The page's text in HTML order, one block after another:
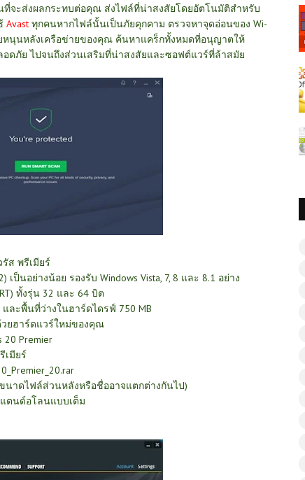
ที่จะส่งผลกระทบต่อคุณ ส่งไฟล์ที่น่าสงสัยโดยอัตโนมัติสำหรับ
Avast ทุกคนหากไฟล์นั้นเป็นภัยคุกคาม ตรวจหาจุดอ่อนของ Wi-
นุนหลังเครือข่ายของคุณ ค้นหาแคร็กทั้งหมดที่อนุญาตให้
ดภัย ไปจนถึงส่วนเสริมที่น่าสงสัยและซอฟต์แวร์ที่ล้าสมัย
ส พรีเมียร์
ป็นอย่างน้อย รองรับ Windows Vista, 7, 8 และ 8.1 อย่าง
ทั้งรุ่น 32 และ 64 บิต
และพื้นที่ว่างในฮาร์ดไดรฟ์ 750 MB
ยฮาร์ดแวร์ใหม่ของคุณ
20 Premier
เมียร์
นาดไฟล์ส่วนหลังหรือชื่ออาจแตกต่างกันไป)
ตนด์อโลนแบบเต็ม